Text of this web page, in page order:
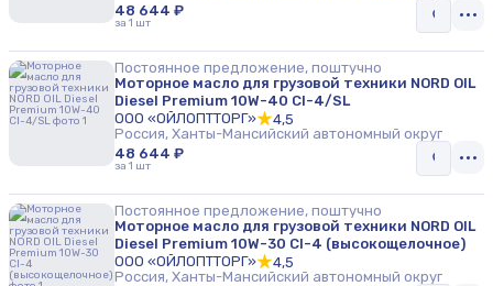
48 644 ₽
за 1 шт
Постоянное предложение, поштучно
Моторное масло для грузовой техники NORD OIL
Diesel Premium 10W-40 CI-4/SL
ООО «ОЙЛОПТТОРГ»
4,5
Россия, Ханты-Мансийский автономный округ
48 644 ₽
за 1 шт
Постоянное предложение, поштучно
Моторное масло для грузовой техники NORD OIL
Diesel Premium 10W-30 CI-4 (высокощелочное)
ООО «ОЙЛОПТТОРГ»
4,5
Россия, Ханты-Мансийский автономный округ